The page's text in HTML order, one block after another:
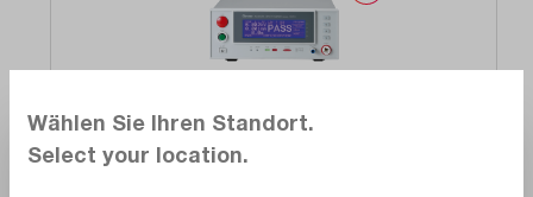
Exclusif
Wählen Sie Ihren Standort.
Select your location.